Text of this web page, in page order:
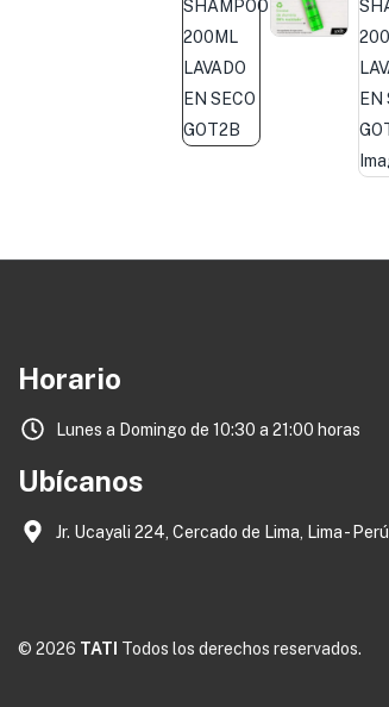
Horario
Lunes a Domingo de 10:30 a 21:00 horas
Ubícanos
Jr. Ucayali 224, Cercado de Lima, Lima - Perú
© 2026 TATI Todos los derechos reservados.